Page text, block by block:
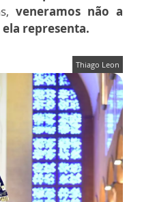
veneramos não a
representa.
Thiago Leon